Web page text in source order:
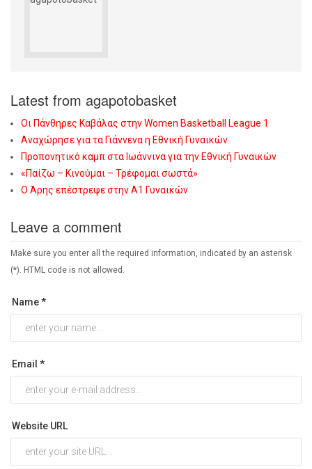
Latest from agapotobasket
Οι Πάνθηρες Καβάλας στην Women Basketball League 1
Αναχώρησε για τα Γιάννενα η Εθνική Γυναικών
Προπονητικό καμπ στα Ιωάννινα για την Εθνική Γυναικών
«Παίζω – Κινούμαι – Τρέφομαι σωστά»
Ο Άρης επέστρεψε στην Α1 Γυναικών
Leave a comment
Make sure you enter all the required information, indicated by an asterisk
(*). HTML code is not allowed.
Name *
Email *
Website URL